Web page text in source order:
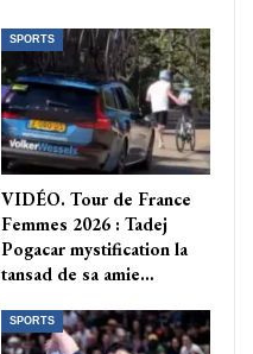
SPORTS
VIDÉO. Tour de France
Femmes 2026 : Tadej
Pogacar mystification la
tansad de sa amie…
SPORTS